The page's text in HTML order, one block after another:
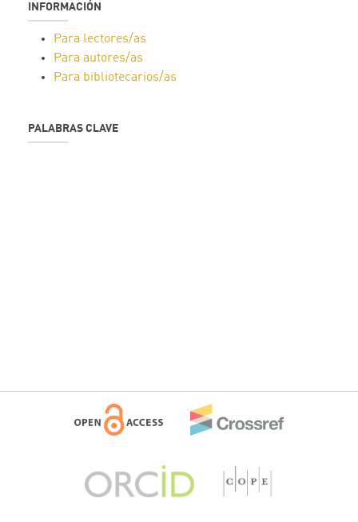
INFORMACIÓN
Para lectores/as
Para autores/as
Para bibliotecarios/as
PALABRAS CLAVE